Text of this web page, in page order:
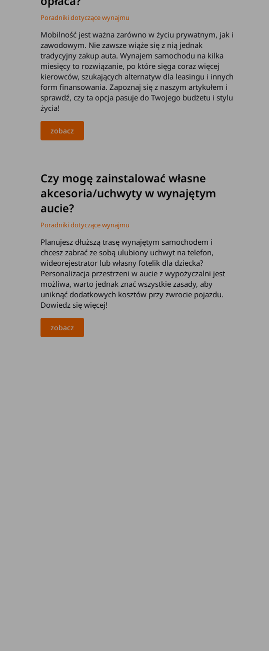
Poradniki dotyczące wynajmu
Mobilność jest ważna zarówno w życiu prywatnym, jak i
zawodowym. Nie zawsze wiąże się z nią jednak
tradycyjny zakup auta. Wynajem samochodu na kilka
miesięcy to rozwiązanie, po które sięga coraz więcej
kierowców, szukających alternatyw dla leasingu i innych
form finansowania. Zapoznaj się z naszym artykułem i
sprawdź, czy ta opcja pasuje do Twojego budżetu i stylu
życia!
zobacz
Czy mogę zainstalować własne
akcesoria/uchwyty w wynajętym
aucie?
Poradniki dotyczące wynajmu
Planujesz dłuższą trasę wynajętym samochodem i
chcesz zabrać ze sobą ulubiony uchwyt na telefon,
wideorejestrator lub własny fotelik dla dziecka?
Personalizacja przestrzeni w aucie z wypożyczalni jest
możliwa, warto jednak znać wszystkie zasady, aby
uniknąć dodatkowych kosztów przy zwrocie pojazdu.
Dowiedz się więcej!
zobacz